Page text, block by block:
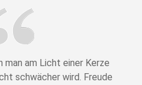
man am Licht einer Kerze
schwächer wird. Freude